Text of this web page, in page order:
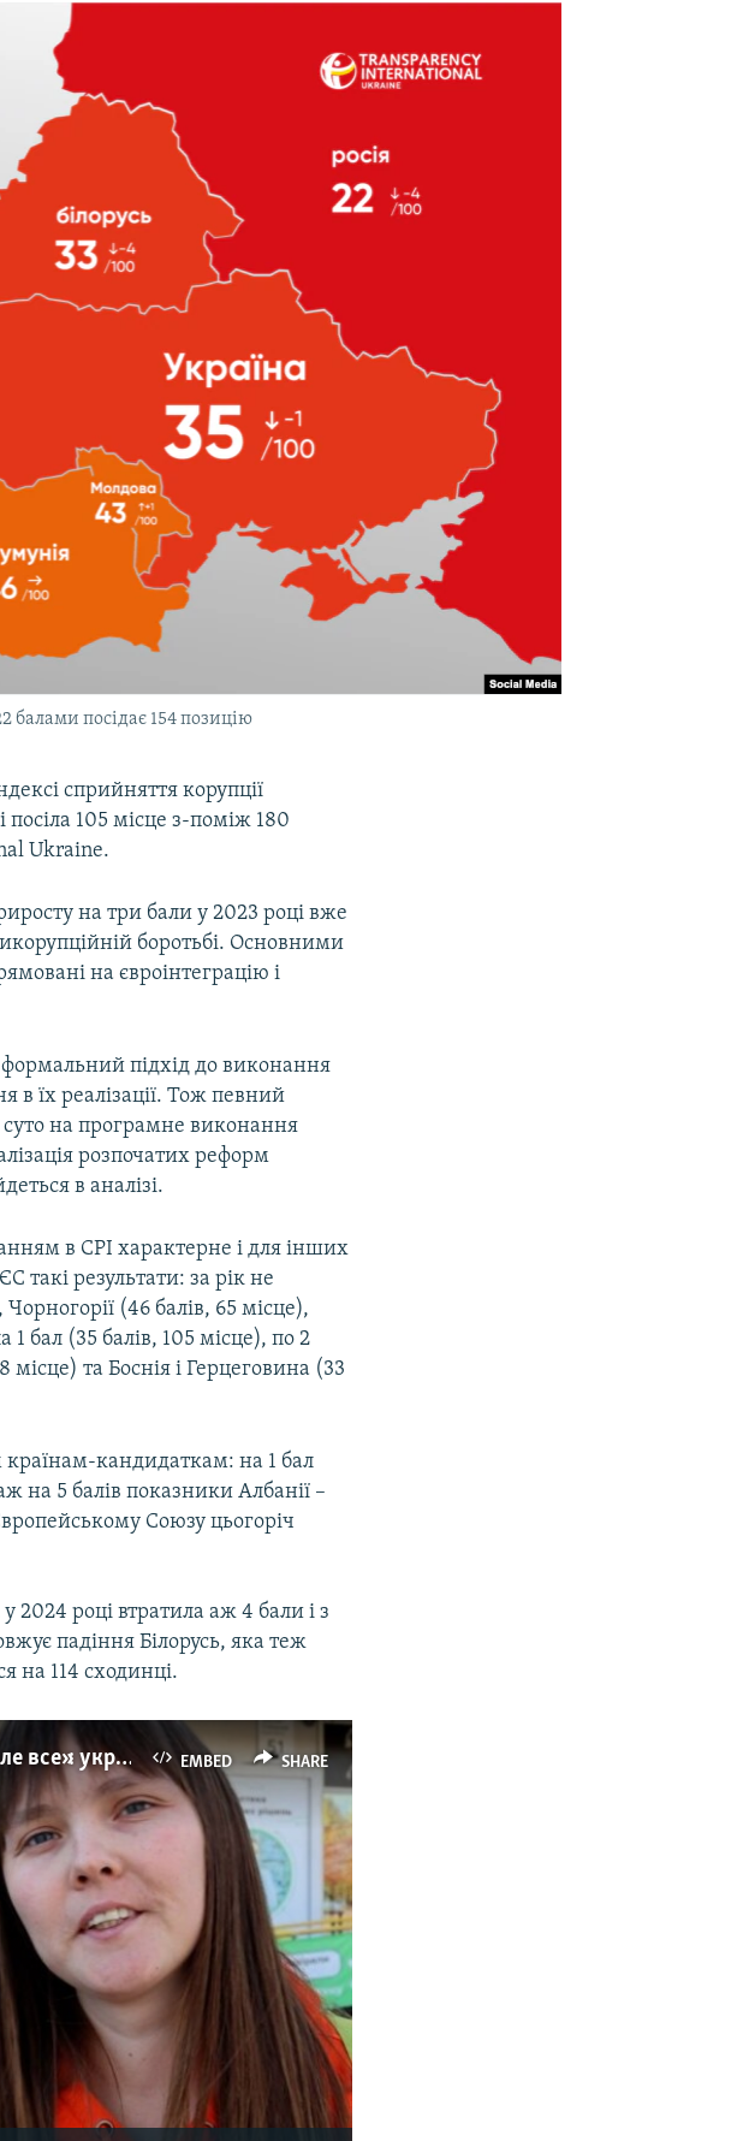
балами посідає 154 позицію
сприйняття корупції
105 місце з-поміж 180
Ukraine.
на три бали у 2023 році вже
боротьбі. Основними
на євроінтеграцію і
формальний підхід до виконання
в їх реалізації. Тож певний
суто на програмне виконання
розпочатих реформ
в аналізі.
в СРІ характерне і для інших
такі результати: за рік не
(46 балів, 65 місце),
бал (35 балів, 105 місце), по 2
та Боснія і Герцеговина (33
кандидаткам: на 1 бал
на 5 балів показники Албанії –
Союзу цьогоріч
2024 році втратила аж 4 бали і з
падіння Білорусь, яка теж
на 114 сходинці.
EMBED SHARE
«Хоч риба й гниє з голови, але там – прогниле все»: українці про можливу відставку генпрокурора і корупцію у МСЕК
available